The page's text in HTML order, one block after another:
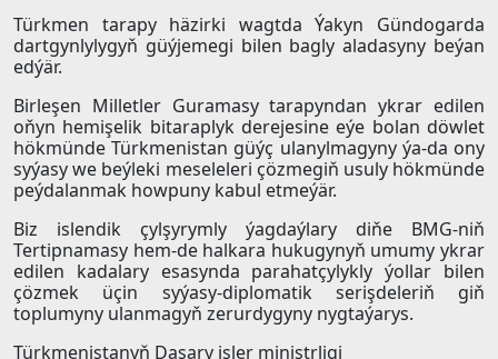
Türkmen tarapy häzirki wagtda Ýakyn Gündogarda
dartgynlylygyň güýjemegi bilen bagly aladasyny beýan
edýär.
Birleşen Milletler Guramasy tarapyndan ykrar edilen
oňyn hemişelik bitaraplyk derejesine eýe bolan döwlet
hökmünde Türkmenistan güýç ulanylmagyny ýa-da ony
syýasy we beýleki meseleleri çözmegiň usuly hökmünde
peýdalanmak howpuny kabul etmeýär.
Biz islendik çylşyrymly ýagdaýlary diňe BMG-niň
Tertipnamasy hem-de halkara hukugynyň umumy ykrar
edilen kadalary esasynda parahatçylykly ýollar bilen
çözmek üçin syýasy-diplomatik serişdeleriň giň
toplumyny ulanmagyň zerurdygyny nygtaýarys.
Türkmenistanyň Daşary işler ministrligi